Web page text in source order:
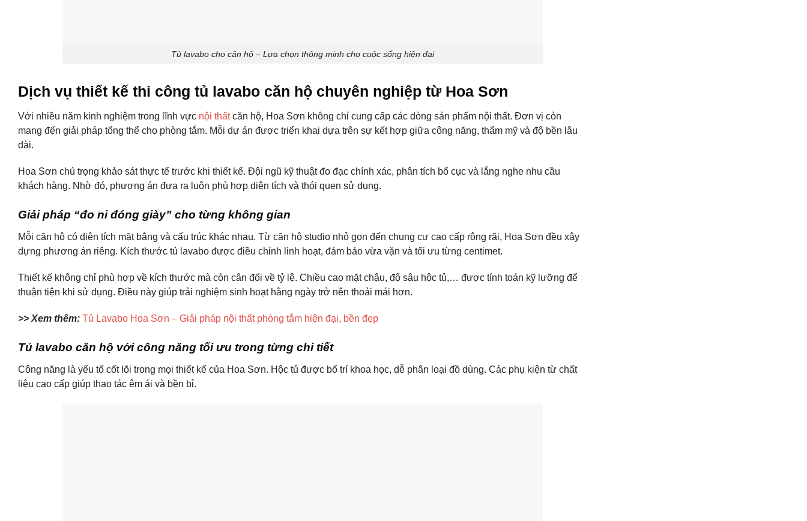
Tủ lavabo cho căn hộ – Lựa chọn thông minh cho cuộc sống hiện đại
Dịch vụ thiết kế thi công tủ lavabo căn hộ chuyên nghiệp từ Hoa Sơn
Với nhiều năm kinh nghiệm trong lĩnh vực nội thấtcăn hộ, Hoa Sơn không chỉ cung cấp các dòng sản phẩm nội thất. Đơn vị còn
mang đến giải pháp tổng thể cho phòng tắm. Mỗi dự án được triển khai dựa trên sự kết hợp giữa công năng, thẩm mỹ và độ bền lâu
dài.
Hoa Sơn chú trọng khảo sát thực tế trước khi thiết kế. Đội ngũ kỹ thuật đo đạc chính xác, phân tích bố cục và lắng nghe nhu cầu
khách hàng. Nhờ đó, phương án đưa ra luôn phù hợp diện tích và thói quen sử dụng.
Giải pháp “đo ni đóng giày” cho từng không gian
Mỗi căn hộ có diện tích mặt bằng và cấu trúc khác nhau. Từ căn hộ studio nhỏ gọn đến chung cư cao cấp rộng rãi, Hoa Sơn đều xây
dựng phương án riêng. Kích thước tủ lavabo được điều chỉnh linh hoạt, đảm bảo vừa vặn và tối ưu từng centimet.
Thiết kế không chỉ phù hợp về kích thước mà còn cân đối về tỷ lệ. Chiều cao mặt chậu, độ sâu hộc tủ,… được tính toán kỹ lưỡng để
thuận tiện khi sử dụng. Điều này giúp trải nghiệm sinh hoạt hằng ngày trở nên thoải mái hơn.
>> Xem thêm: Tủ Lavabo Hoa Sơn – Giải pháp nội thất phòng tắm hiện đại, bền đẹp
Tủ lavabo căn hộ với công năng tối ưu trong từng chi tiết
Công năng là yếu tố cốt lõi trong mọi thiết kế của Hoa Sơn. Hộc tủ được bố trí khoa học, dễ phân loại đồ dùng. Các phụ kiện từ chất
liệu cao cấp giúp thao tác êm ái và bền bỉ.